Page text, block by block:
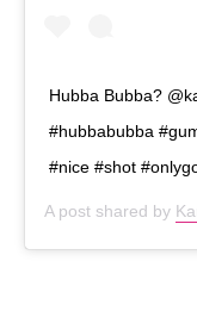
Hubba Bubba?
#hubbabubba
#nice #shot
A post shared by